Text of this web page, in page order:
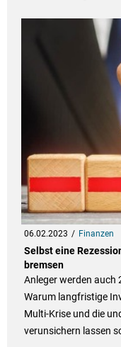
06.02.2023 Finanzen
Selbst eine
bremsen
Anleger werden auch
Warum langfristige
Multi-Krise und die
verunsichern lassen